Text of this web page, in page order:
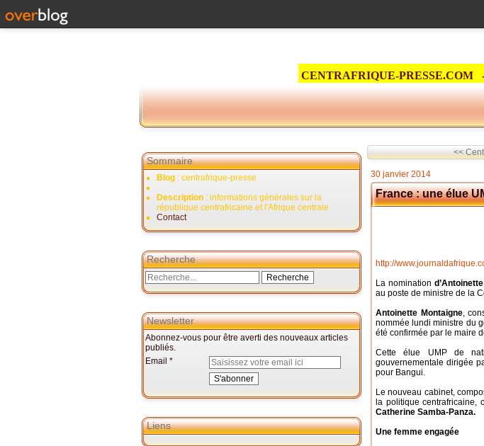
CENTRAFRIQUE-PRESSE.COM
Sommaire
Blog : centrafrique-presse
Description : informations générales sur la
république centrafricaine et l'Afrique centrale
Contact
Recherche
Newsletter
Abonnez-vous pour être averti des nouveaux articles
publiés.
Email
Liens
<<
30 janvier 2014
France : une élue
http://
La nomination
au poste de ministre de la
Antoinette Montaigne,
nommée lundi ministre du
été confirmée par le maire
Cette élue UMP de
gouvernementale dirigée
pour Bangui.
Le nouveau cabinet,
la politique centrafricaine,
Catherine Samba-Panza.
Une femme engagée